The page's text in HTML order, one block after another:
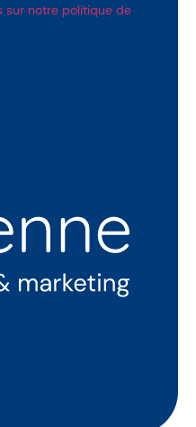
sur notre politique de